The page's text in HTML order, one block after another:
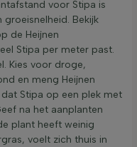
voor Stipa is
Bekijk
de Heijnen
Stipa per meter past.
Kies voor droge,
en meng Heijnen
Stipa op een plek met
na het aanplanten
plant heeft weinig
voelt zich thuis in